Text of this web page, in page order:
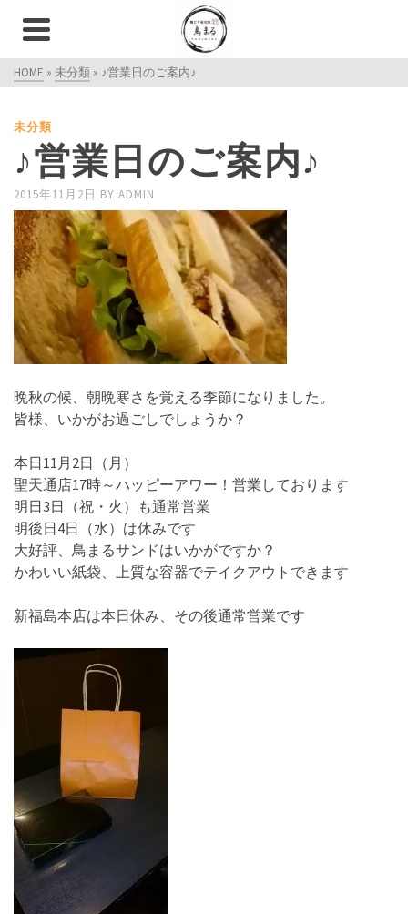
HOME » 未分類 » ♪営業日のご案内♪
未分類
♪営業日のご案内♪
2015年11月2日 BY ADMIN
晩秋の候、朝晩寒さを覚える季節になりました。
皆様、いかがお過ごしでしょうか？
本日11月2日（月）
聖天通店17時～ハッピーアワー！営業しております
明日3日（祝・火）も通常営業
明後日4日（水）は休みです
大好評、鳥まるサンドはいかがですか？
かわいい紙袋、上質な容器でテイクアウトできます
新福島本店は本日休み、その後通常営業です